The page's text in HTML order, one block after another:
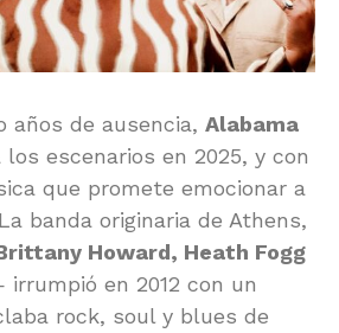
años de ausencia, Alabama
los escenarios en 2025, y con
que promete emocionar a
banda originaria de Athens,
Howard, Heath Fogg
irrumpió en 2012 con un
rock, soul y blues de